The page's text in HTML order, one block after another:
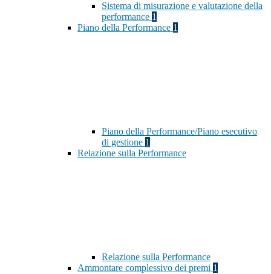
Sistema di misurazione e valutazione della
performance 1
Piano della Performance 1
Piano della Performance/Piano esecutivo
di gestione 1
Relazione sulla Performance
Relazione sulla Performance
Ammontare complessivo dei premi 1